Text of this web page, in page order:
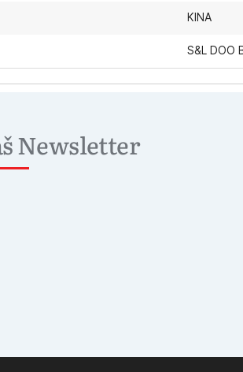
KINA
S&L DOO
Newsletter